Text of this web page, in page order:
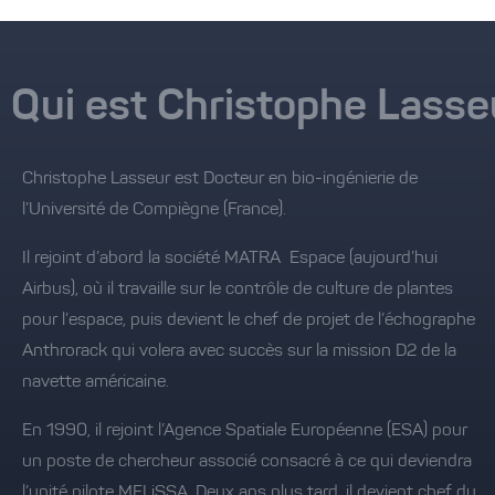
Qui est Christophe
Christophe Lasseur est Docteur en bio-ingénierie de
l’Université de Compiègne (France).
Il rejoint d’abord la société MATRA Espace (aujourd’hui
Airbus), où il travaille sur le contrôle de culture de plantes
pour l’espace, puis devient le chef de projet de l’échographe
Anthrorack qui volera avec succès sur la mission D2 de la
navette américaine.
En 1990, il rejoint l’Agence Spatiale Européenne (ESA) pour
un poste de chercheur associé consacré à ce qui deviendra